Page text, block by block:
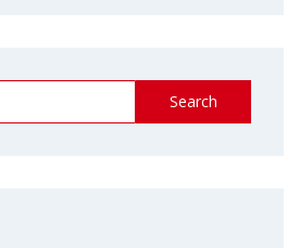
Search